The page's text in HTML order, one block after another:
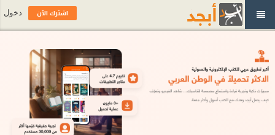
اشترك الآن دخول